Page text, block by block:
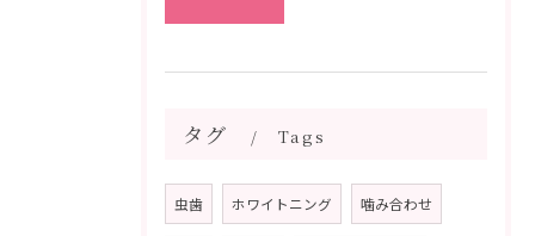
タグ Tags
虫歯 ホワイトニング 噛み合わせ